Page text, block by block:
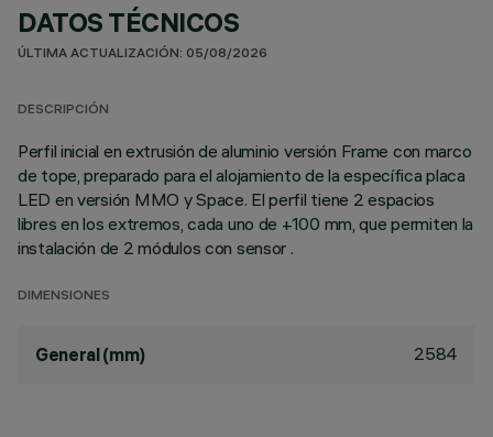
DATOS TÉCNICOS
ÚLTIMA ACTUALIZACIÓN: 05/08/2026
DESCRIPCIÓN
Perfil inicial en extrusión de aluminio versión Frame con marco
de tope, preparado para el alojamiento de la específica placa
LED en versión MMO y Space. El perfil tiene 2 espacios
libres en los extremos, cada uno de +100 mm, que permiten la
instalación de 2 módulos con sensor .
DIMENSIONES
General (mm) 2584